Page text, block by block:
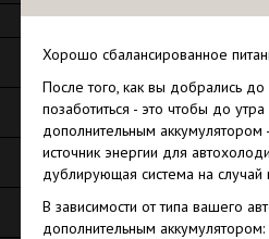
Хорошо сбалансированное
После того, как вы добрались
позаботиться - это чтобы до
дополнительным
источник энергии для
дублирующая система на
В зависимости от типа вашего
дополнительным